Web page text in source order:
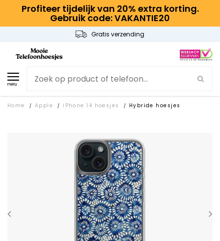
Profiteer tijdelijk van 20% extra korting.
Gebruik code: VAKANTIE20
Gratis verzending
menu
Home / Apple / iPhone 14 hoesjes / Hybride hoesjes